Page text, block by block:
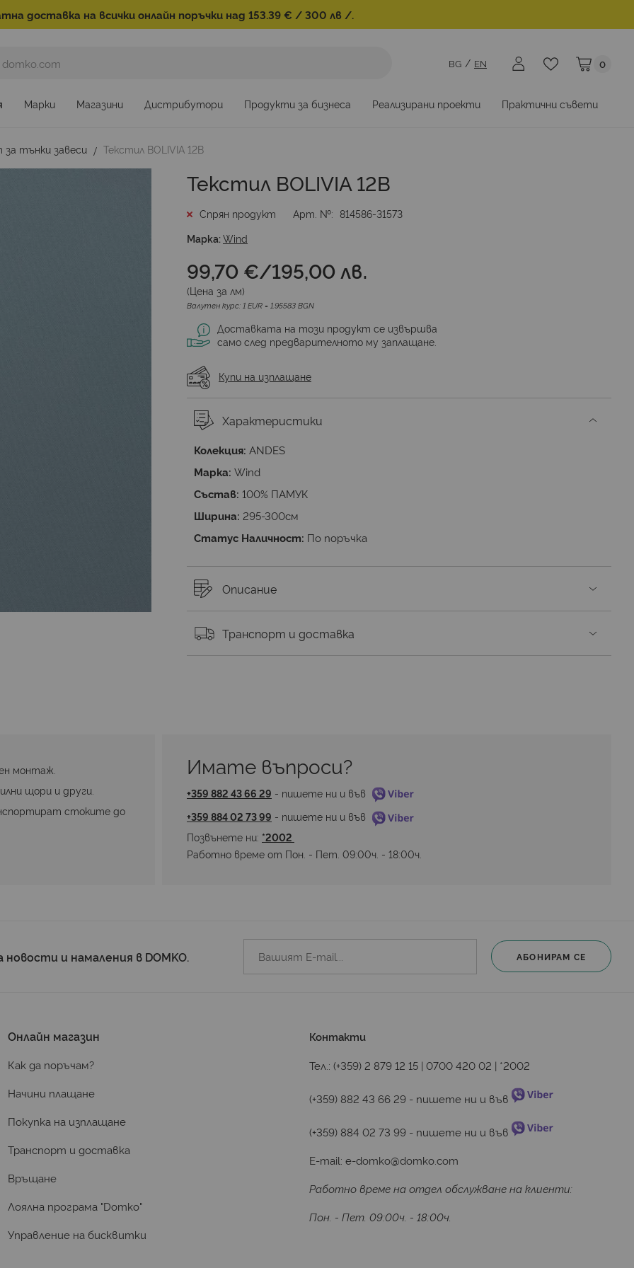
доставка на всички онлайн поръчки над 153.39 € / 300 лв /.
Моята
0
BG EN
Марки Магазини Дистрибутори Продукти за бизнеса Реализирани проекти Практични съвети
за тънки завеси
Текстил BOLIVIA 12B
Текстил BOLIVIA 12B
Спрян продукт Арт. №
814586-31573
Марка:Wind
99,70 €/195,00 лв.
(Цена за лм)
Валутен курс: 1 EUR = 1.95583 BGN
Доставката на този продукт се извършва
само след предварителното му заплащане.
Купи на изплащане
Характеристики
Колекция: ANDES
Марка: Wind
Състав: 100% ПАМУК
Ширина: 295-300см
Статус Наличност: По поръчка
Описание
Транспорт и доставка
монтаж.
щори и други.
стоките до
Имате въпроси?
+359 882 43 66 29 - пишете ни и във
+359 884 02 73 99 - пишете ни и във
Позвънете ни: *2002
Работно време от Пон. - Пет. 09:00ч. - 18:00ч.
и намаления в DOMKO. АБОНИРАМ СЕ
Онлайн магазин
Как да поръчам?
Начини плащане
Покупка на изплащане
Транспорт и доставка
Връщане
Лоялна програма "Domko"
Управление на бисквитки
Контакти
Тел.:(+359) 2 879 12 15 |0700 420 02 | *2002
(+359) 882 43 66 29 - пишете ни и във
(+359) 884 02 73 99 - пишете ни и във
E-mail:e-domko@domko.com
Работно време на отдел обслужване на клиенти:
Пон. - Пет. 09:00ч. - 18:00ч.